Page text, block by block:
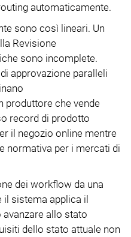
automaticamente.
sono così lineari. Un
Revisione
sono incomplete.
approvazione paralleli
produttore che vende
record di prodotto
il negozio online mentre
normativa per i mercati di
dei workflow da una
il sistema applica il
allo stato
dello stato attuale non